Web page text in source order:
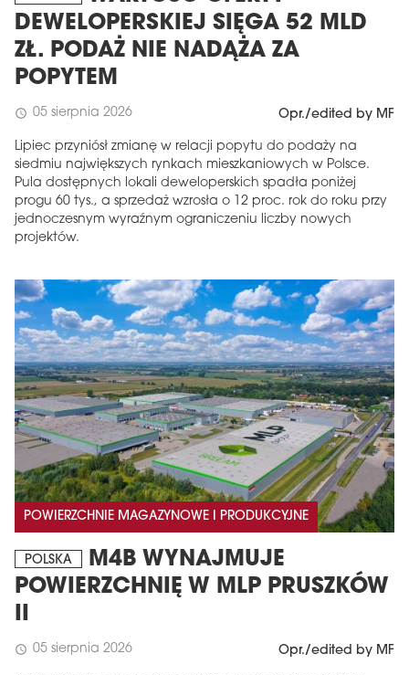
DEWELOPERSKIEJ SIĘGA 52 MLD
ZŁ. PODAŻ NIE NADĄŻA ZA
POPYTEM
schedule 05 sierpnia 2026 Opr./edited by MF
Lipiec przyniósł zmianę w relacji popytu do podaży na
siedmiu największych rynkach mieszkaniowych w Polsce.
Pula dostępnych lokali deweloperskich spadła poniżej
progu 60 tys., a sprzedaż wzrosła o 12 proc. rok do roku przy
jednoczesnym wyraźnym ograniczeniu liczby nowych
projektów.
POWIERZCHNIE MAGAZYNOWE I PRODUKCYJNE
POLSKA
M4B WYNAJMUJE
POWIERZCHNIĘ W MLP PRUSZKÓW
II
schedule 05 sierpnia 2026 Opr./edited by MF
MAGAZYN
CZERWIEC 2026
Więcej w tym wydaniu
arrow_forward
Zamów teraz!